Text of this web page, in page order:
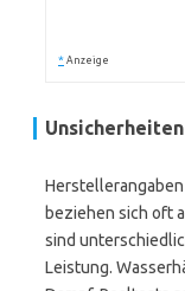
* Anzeige
Unsicherheiten
beziehen sich oft
sind
Leistung.